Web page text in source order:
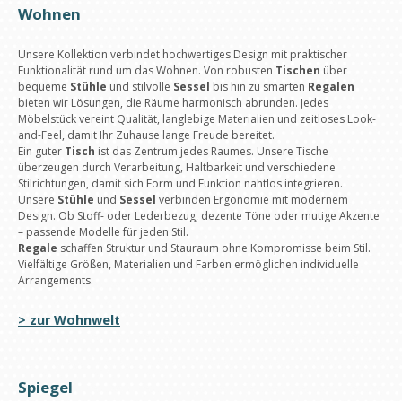
Wohnen
Unsere Kollektion verbindet hochwertiges Design mit praktischer
Funktionalität rund um das Wohnen. Von robusten Tischen über
bequeme Stühle und stilvolle Sessel bis hin zu smarten Regalen
bieten wir Lösungen, die Räume harmonisch abrunden. Jedes
Möbelstück vereint Qualität, langlebige Materialien und zeitloses Look-
and-Feel, damit Ihr Zuhause lange Freude bereitet.
Ein guter Tisch ist das Zentrum jedes Raumes. Unsere Tische
überzeugen durch Verarbeitung, Haltbarkeit und verschiedene
Stilrichtungen, damit sich Form und Funktion nahtlos integrieren.
Unsere Stühle und Sessel verbinden Ergonomie mit modernem
Design. Ob Stoff- oder Lederbezug, dezente Töne oder mutige Akzente
– passende Modelle für jeden Stil.
Regale schaffen Struktur und Stauraum ohne Kompromisse beim Stil.
Vielfältige Größen, Materialien und Farben ermöglichen individuelle
Arrangements.
> zur Wohnwelt
Spiegel